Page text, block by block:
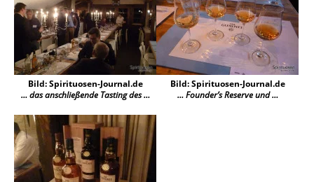
Bild: Spirituosen-Journal.de
… das anschließende Tasting des …
Bild: Spirituosen-Journal.de
… Founder’s Reserve und …